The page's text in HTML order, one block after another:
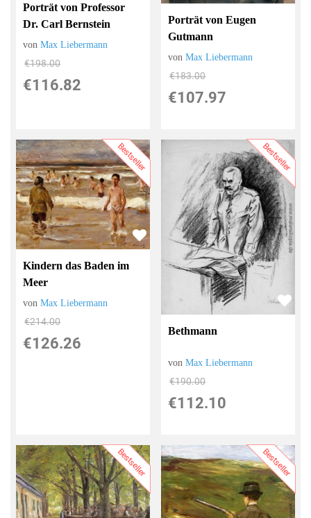
Porträt von Professor
Dr. Carl Bernstein
vonMax Liebermann
€198.00
€116.82
Porträt von Eugen
Gutmann
vonMax Liebermann
€183.00
€107.97
Bestseller
Kindern das Baden im
Meer
vonMax Liebermann
€214.00
€126.26
Bestseller
Bethmann
vonMax Liebermann
€190.00
€112.10
Bestseller Bestseller